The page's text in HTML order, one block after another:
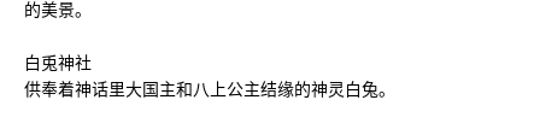
的美景。
白兎神社
供奉着神话里大国主和八上公主结缘的神灵白兔。